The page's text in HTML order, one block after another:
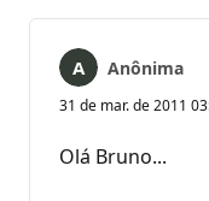
Anônima
31 de mar. de 2011
Olá Bruno...